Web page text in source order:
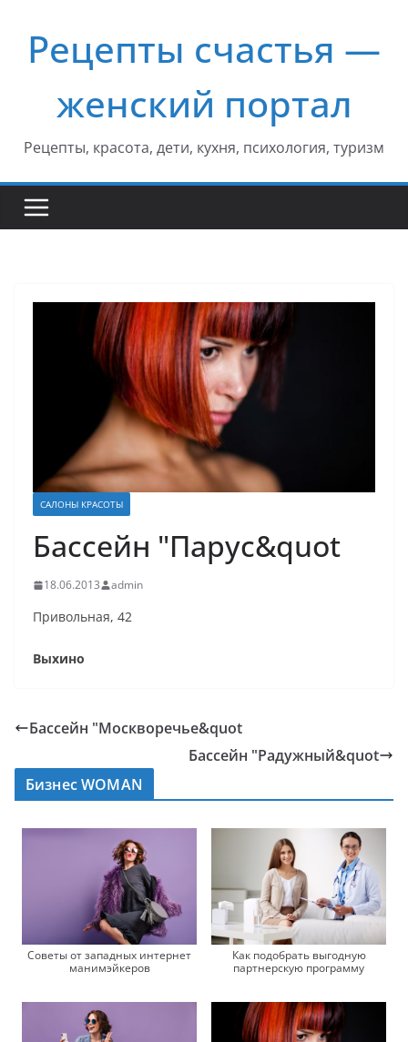
содержимому
Рецепты счастья —
женский портал
Рецепты, красота, дети, кухня, психология, туризм
САЛОНЫ КРАСОТЫ
Бассейн "Парус&quot
18.06.2013 admin
Привольная, 42
Выхино
Бассейн "Москворечье&quot
Бассейн "Радужный&quot
Бизнес WOMAN
Советы от западных интернет
манимэйкеров
Как подобрать выгодную
партнерскую программу